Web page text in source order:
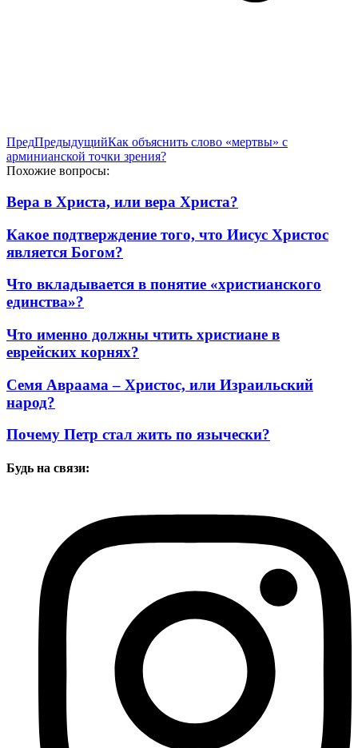
ПредПредыдущийКак объяснить слово «мертвы» с
арминианской точки зрения?
Похожие вопросы:
Вера в Христа, или вера Христа?
Какое подтверждение того, что Иисус Христос
является Богом?
Что вкладывается в понятие «христианского
единства»?
Что именно должны чтить христиане в
еврейских корнях?
Семя Авраама – Христос, или Израильский
народ?
Почему Петр стал жить по язычески?
Будь на связи: